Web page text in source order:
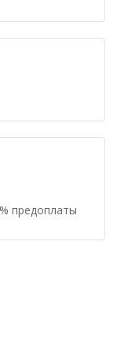
предоплаты